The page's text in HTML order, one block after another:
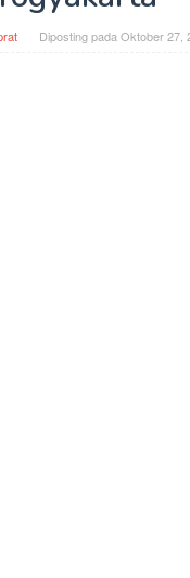
Diposting pada Oktober 27,